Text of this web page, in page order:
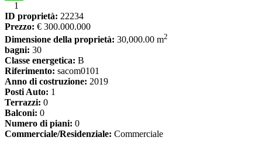
WhatsApp
1
ID proprietà: 22234
Prezzo: € 300.000.000
Dimensione della proprietà: 30,000.00 m2
bagni: 30
Classe energetica: B
Riferimento: sacom0101
Anno di costruzione: 2019
Posti Auto: 1
Terrazzi: 0
Balconi: 0
Numero di piani: 0
Commerciale/Residenziale: Commerciale